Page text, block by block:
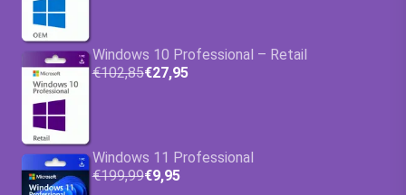
Windows 10 Professional – Retail
€102,85€27,95
Windows 11 Professional
€199,99€9,95